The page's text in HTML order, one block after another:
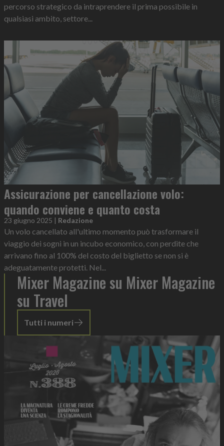
percorso strategico da intraprendere il prima possibile in
qualsiasi ambito, settore...
Assicurazione per cancellazione volo:
quando conviene e quanto costa
23 giugno 2025 | Redazione
Un volo cancellato all'ultimo momento può trasformare il
viaggio dei sogni in un incubo economico, con perdite che
arrivano fino al 100% del costo del biglietto se non si è
adeguatamente protetti. Nel...
Mixer Magazine su Mixer Magazine
su Travel
Tutti i numeri